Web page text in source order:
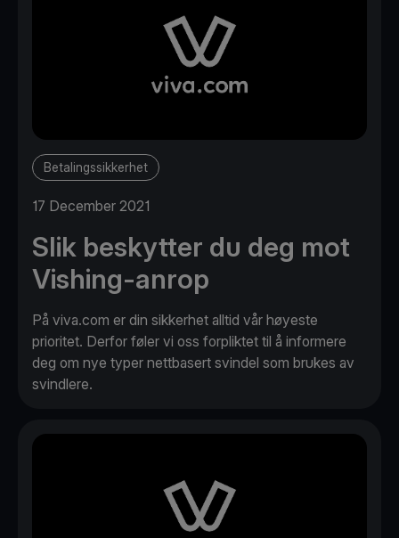
Betalingssikkerhet
17 December 2021
Slik beskytter du deg mot
Vishing-anrop
På viva.com er din sikkerhet alltid vår høyeste
prioritet. Derfor føler vi oss forpliktet til å informere
deg om nye typer nettbasert svindel som brukes av
svindlere.